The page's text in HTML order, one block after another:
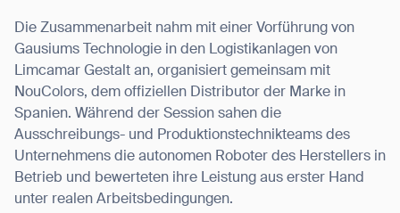
Die Zusammenarbeit nahm mit einer Vorführung von
Gausiums Technologie in den Logistikanlagen von
Limcamar Gestalt an, organisiert gemeinsam mit
NouColors, dem offiziellen Distributor der Marke in
Spanien. Während der Session sahen die
Ausschreibungs- und Produktionstechnikteams des
Unternehmens die autonomen Roboter des Herstellers in
Betrieb und bewerteten ihre Leistung aus erster Hand
unter realen Arbeitsbedingungen.
By clicking “Submit”, I authorize Gausium to contact me.Privacy Policy.